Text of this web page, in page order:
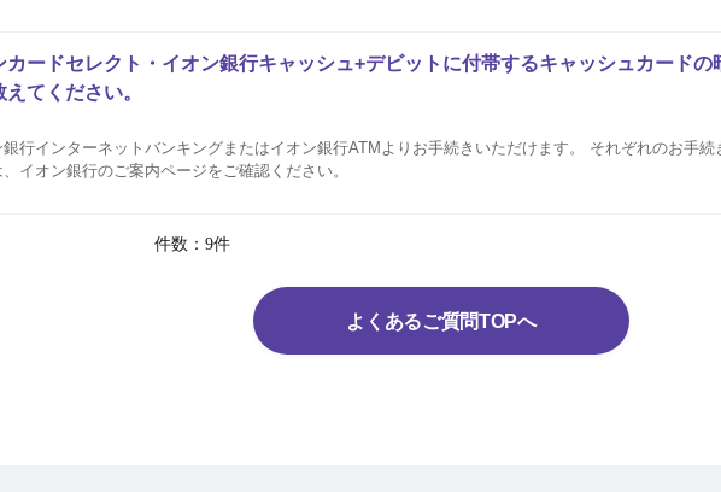
カードセレクト・イオン銀行キャッシュ+デビットに付帯するキャッシュカードの
てください。
銀行インターネットバンキングまたはイオン銀行ATMよりお手続きいただけます。 それぞれのお手続
、イオン銀行のご案内ページをご確認ください。
件数：9件
よくあるご質問TOPへ